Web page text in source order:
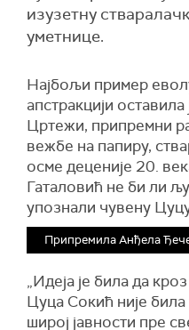
изузетну
уметнице.
Најбољи пример
апстракцији
Цртежи, припремни
вежбе на папиру,
осме деценије 20.
Гаталовић не би ли
упознали чувену
Припремила Анђела
„Идеја је била да
Цуца Сокић није била
широј јавности пре